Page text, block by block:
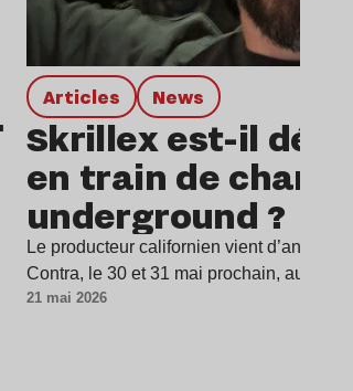
Articles news
Skrillex est-il
en train de
underground ?
Le producteur californien vient
Contra, le 30 et 31 mai prochain, au
21 mai 2026